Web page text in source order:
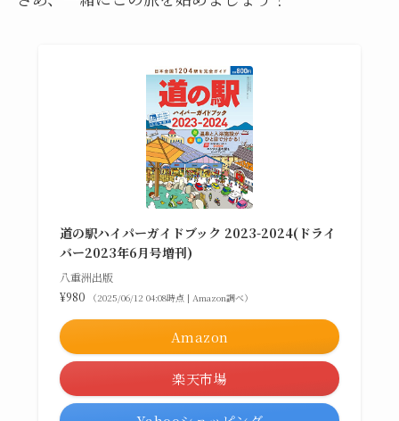
道の駅ハイパーガイドブック 2023-2024(ドライ
バー2023年6月号増刊)
八重洲出版
¥980
（2025/06/12 04:08時点 | Amazon調べ）
Amazon
楽天市場